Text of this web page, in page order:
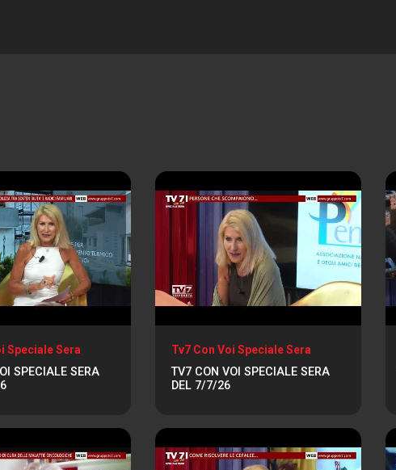
Speciale Sera
SPECIALE SERA
Tv7 Con Voi Speciale Sera
TV7 CON VOI SPECIALE SERA
DEL 7/7/26